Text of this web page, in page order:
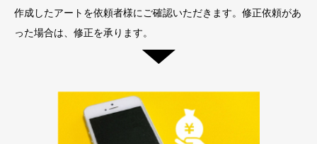
作成したアートを依頼者様にご確認いただきます。 修正依頼があ
った場合は、修正を承ります。